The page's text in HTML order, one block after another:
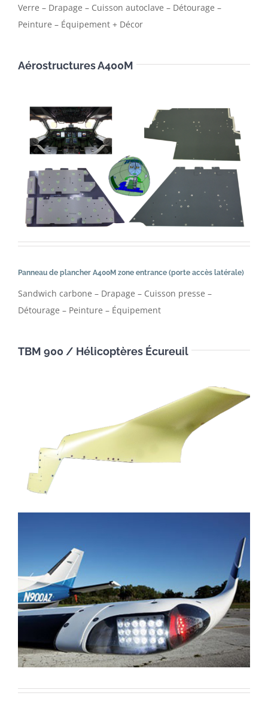
Verre – Drapage – Cuisson autoclave – Détourage –
Peinture – Équipement + Décor
Aérostructures A400M
Panneau de plancher A400M zone entrance (porte accès latérale)
Sandwich carbone – Drapage – Cuisson presse –
Détourage – Peinture – Équipement
TBM 900 / Hélicoptères Écureuil